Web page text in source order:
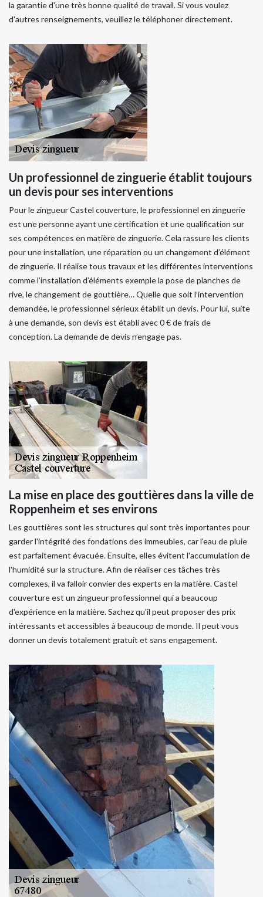
la garantie d'une très bonne qualité de travail. Si vous voulez
d'autres renseignements, veuillez le téléphoner directement.
Un professionnel de zinguerie établit toujours
un devis pour ses interventions
Pour le zingueur Castel couverture, le professionnel en zinguerie
est une personne ayant une certification et une qualification sur
ses compétences en matière de zinguerie. Cela rassure les clients
pour une installation, une réparation ou un changement d’élément
de zinguerie. Il réalise tous travaux et les différentes interventions
comme l’installation d’éléments exemple la pose de planches de
rive, le changement de gouttière… Quelle que soit l’intervention
demandée, le professionnel sérieux établit un devis. Pour lui, suite
à une demande, son devis est établi avec 0 € de frais de
conception. La demande de devis n’engage pas.
La mise en place des gouttières dans la ville de
Roppenheim et ses environs
Les gouttières sont les structures qui sont très importantes pour
garder l'intégrité des fondations des immeubles, car l'eau de pluie
est parfaitement évacuée. Ensuite, elles évitent l'accumulation de
l'humidité sur la structure. Afin de réaliser ces tâches très
complexes, il va falloir convier des experts en la matière. Castel
couverture est un zingueur professionnel qui a beaucoup
d'expérience en la matière. Sachez qu'il peut proposer des prix
intéressants et accessibles à beaucoup de monde. Il peut vous
donner un devis totalement gratuit et sans engagement.